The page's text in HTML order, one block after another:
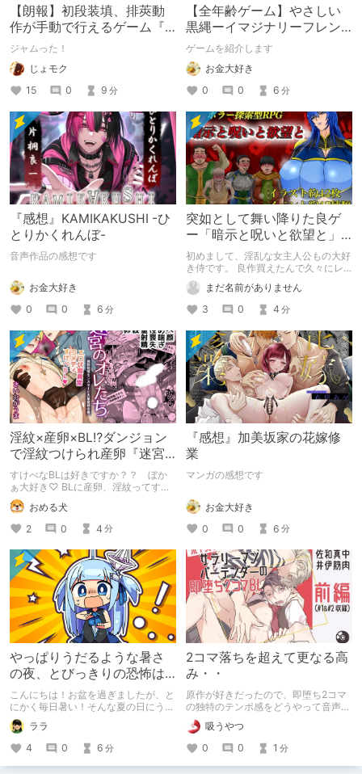
【朗報】初段装填、排莢動
作が手動で行えるゲーム『
HOLE 』
ジャムった！
じょモク
15
0 9 分
【全年齢ゲーム】やさしい
黒縄ーイマジナリーフレン
ドの「彼」と過ごすおぼん
やすみー
ゲームを紹介します
お金大好き
0
0 6 分
『感想』KAMIKAKUSHI -ひ
とりかくれんぼ-
音声作品の感想です
お金大好き
0
0 6 分
突如として舞い降りた良ゲ
ー「暗示と呪いと欲望と」
を製品版レビュー！
初めまして、淫乱な女主人公もの大好
き侍です。 良作買えたんで久々にレ
ビュー書きます、対戦よろしくお願い
しますまだ名前がありません
3
0 4 分
淫紋×産卵×BL⁉ダンジョン
で淫紋つけられ産卵『迷宮
のオレたち～強○発情モンス
ターと大量産卵の巻～』
すけべなBLは好きですか？？ ぼか
ぁ大好き♡ BLに産卵、淫紋ってすけ
べなBLを読みたい人の性癖に突き刺
さりまくるのでは？ そんなBLが読み
たい方におすすめの『迷宮のオレたち
～強○発情モンスターと大量産卵の巻
～』の感想です。
おめる犬
2
0 4 分
『感想』加美坂家の花嫁修
業
マンガの感想です
お金大好き
0
0 6 分
やっぱりうだるような暑さ
の夜、とびっきりの恐怖は
いかが？『エログロス』
vol.3レビュー
こんにちは！お盆を過ぎましたが、と
にかく毎日暑い！そんな夏の日にうっ
てつけのゾワゾワ感、体験してみませ
んか？前回、前々回と続きまして、リ
ョナ好きにとっては舌なめずりするほ
どの珠玉のアンソロジー『エログロ
ス』のvol.3についてご紹介していき
ララ
4
0 6 分
2コマ落ちを超えて更なる高
み・・
原作が好きだったので、即堕ち2コマ
の独特のテンポ感をどうやって音声化
するのかとても気になっていました
が、想像をはるかに凌駕する傑作でし
た!!
吸うやつ
0
0 1 分